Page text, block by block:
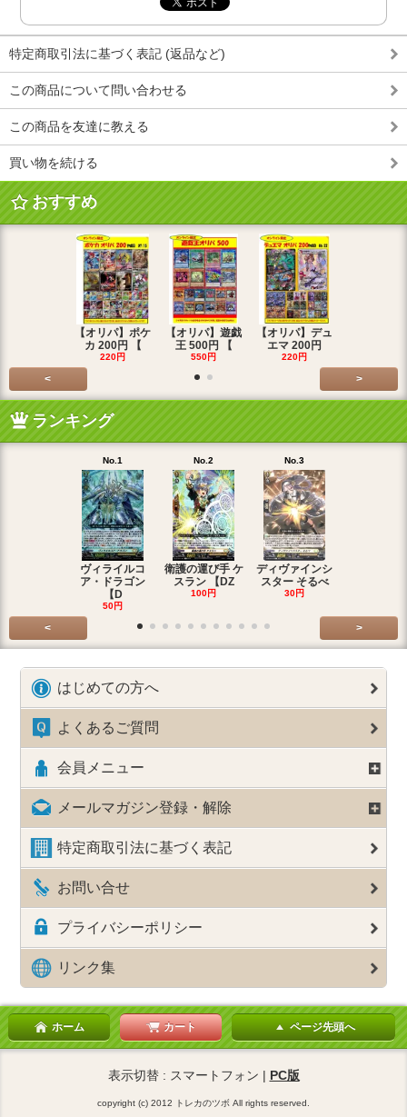
特定商取引法に基づく表記 (返品など)
この商品について問い合わせる
この商品を友達に教える
買い物を続ける
おすすめ
【オリパ】ポケ
カ 200円 【
220円
【オリパ】遊戯
王 500円 【
550円
【オリパ】デュ
エマ 200円
220円
< >
ランキング
No.1
ヴィライルコ
ア・ドラゴン
【D
50円
No.2
衛護の運び手 ケ
スラン 【DZ
100円
No.3
ディヴァインシ
スター そるべ
30円
< >
はじめての方へ
よくあるご質問
会員メニュー
メールマガジン登録・解除
特定商取引法に基づく表記
お問い合せ
プライバシーポリシー
リンク集
ホーム カート ページ先頭へ
表示切替 : スマートフォン | PC版
copyright (c) 2012 トレカのツボ All rights reserved.